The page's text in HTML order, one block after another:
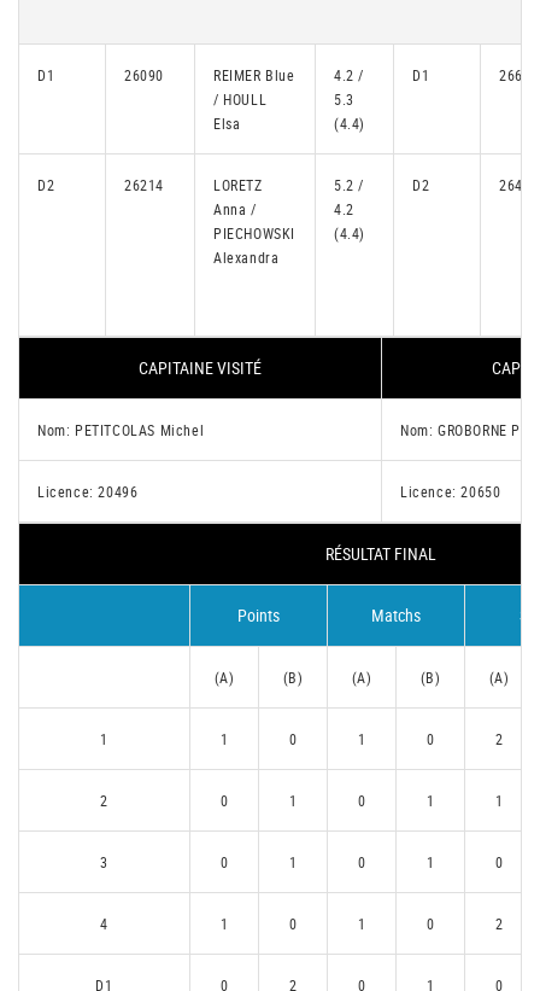
D1 26090
REIMER Blue
/ HOULL
Elsa
4.2 /
5.3
(4.4)
D1 26652
D2 26214
LORETZ
Anna /
PIECHOWSKI
Alexandra
5.2 /
4.2
(4.4)
D2 26442
CAPITAINE VISITÉ
Nom: PETITCOLAS Michel Nom: GROBORNE
Licence: 20496 Licence: 20650
RÉSULTAT FINAL
Points Matchs
(A) (B) (A) (B) (A)
1 1 0 1 0 2
2 0 1 0 1 1
3 0 1 0 1 0
4 1 0 1 0 2
D1 0 2 0 1 0